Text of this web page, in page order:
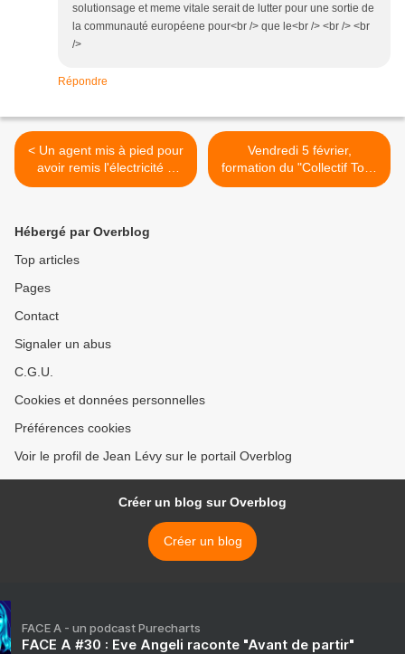
solutionsage et meme vitale serait de lutter pour une sortie de
la communauté européene pour<br /> que le<br /> <br /> <br
/>
Répondre
< Un agent mis à pied pour
avoir remis l'électricité à
une famille démunie
Vendredi 5 février,
formation du "Collectif Tous
ensemble 94" >
Hébergé par Overblog
Top articles
Pages
Contact
Signaler un abus
C.G.U.
Cookies et données personnelles
Préférences cookies
Voir le profil de Jean Lévy sur le portail Overblog
Créer un blog sur Overblog
Créer un blog
FACE A - un podcast Purecharts
FACE A #30 : Eve Angeli raconte "Avant de partir"